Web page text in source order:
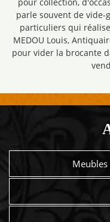
parle souvent de vide-
particuliers qui
MEDOU Louis,
pour vider la brocante